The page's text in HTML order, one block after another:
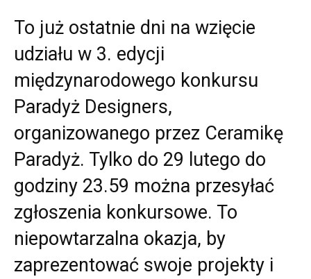
To już ostatnie dni na wzięcie
udziału w 3. edycji
międzynarodowego konkursu
Paradyż Designers,
organizowanego przez Ceramikę
Paradyż. Tylko do 29 lutego do
godziny 23.59 można przesyłać
zgłoszenia konkursowe. To
niepowtarzalna okazja, by
zaprezentować swoje projekty i